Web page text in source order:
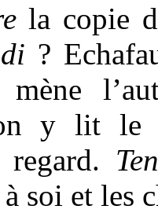
la copie
?
mène
y lit le
soi et les